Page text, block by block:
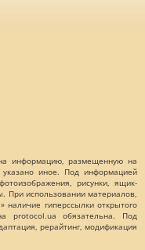
информацию, размещенную на
иное. Под информацией
рисунки, ящик-
При использовании материалов,
гиперссылки открытого
protocol.ua обязательна. Под
рерайтинг, модификация